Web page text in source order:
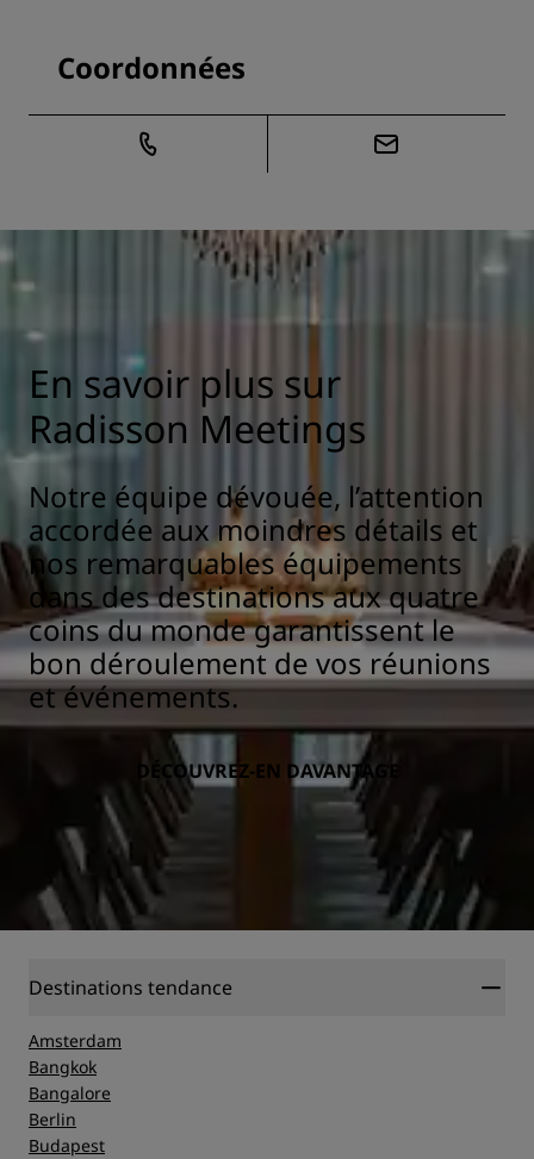
Coordonnées
En savoir plus sur
Radisson Meetings
Notre équipe dévouée, l’attention
accordée aux moindres détails et
nos remarquables équipements
dans des destinations aux quatre
coins du monde garantissent le
bon déroulement de vos réunions
et événements.
DÉCOUVREZ-EN DAVANTAGE
Destinations tendance
Amsterdam
Bangkok
Bangalore
Berlin
Budapest